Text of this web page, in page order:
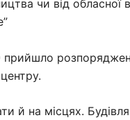
чи від
й на місцях.